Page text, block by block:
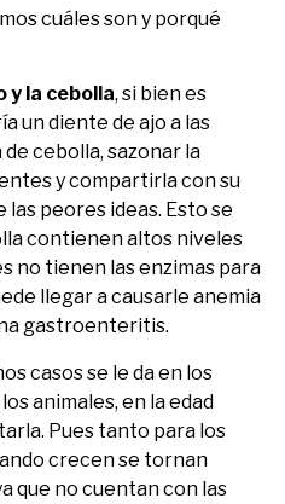
cuáles son y porqué
y la cebolla, si bien es
un diente de ajo a las
cebolla, sazonar la
y compartirla con su
las peores ideas. Esto se
contienen altos niveles
no tienen las enzimas para
llegar a causarle anemia
gastroenteritis.
casos se le da en los
animales, en la edad
Pues tanto para los
crecen se tornan
que no cuentan con las